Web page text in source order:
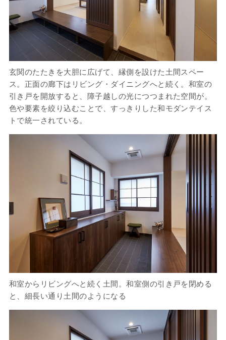
玄関のたたきを大胆に広げて、縁側を設けた土間スペー
ス。正面の廊下はリビング・ダイニングへと続く。和室の
引き戸を開放すると、障子越しの光につつまれた空間が。
色や要素を絞り込むことで、すっきりした和モダンテイス
トで統一されている。
和室からリビングへと続く土間。和室側の引き戸を閉める
と、細長い通り土間のようになる